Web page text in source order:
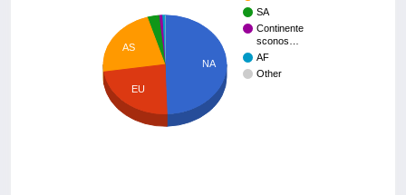
SA
Continente
sconos…
AF
Other
NA
AS
EU